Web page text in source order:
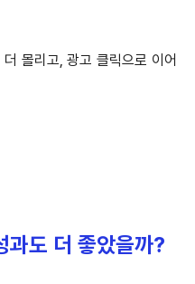
몰리고, 광고 클릭으로 이어
과도 더 좋았을까?